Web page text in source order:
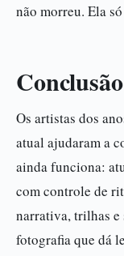
não morreu. Ela
Conclusão
Os artistas dos
atual ajudaram a
ainda funciona:
com controle de
narrativa, trilhas e
fotografia que dá